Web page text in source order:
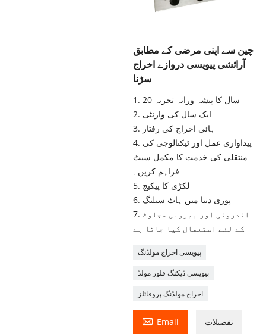
چین سے اپنی مرضی کے مطابق
آرائشی پیویسی دروازے اخراج
سڑنا
1. 20 سال کا پیشہ ورانہ تجربہ
2. ایک سال کی وارنٹی
3. ہائی اخراج کی رفتار
4. پیداواری عمل اور ٹیکنالوجی کی
منتقلی کی خدمت کا مکمل سیٹ
فراہم کریں۔
5. لکڑی کا پیکیج
6. پوری دنیا میں ہاٹ سیلنگ
7. اندرونی اور بیرونی سجاوٹ
کے لئے استعمال کیا جاتا ہے
پیویسی اخراج مولڈنگ
پیویسی ڈیکنگ فلور مولڈ
اخراج مولڈنگ پروفائلز
 Email تفصیلات